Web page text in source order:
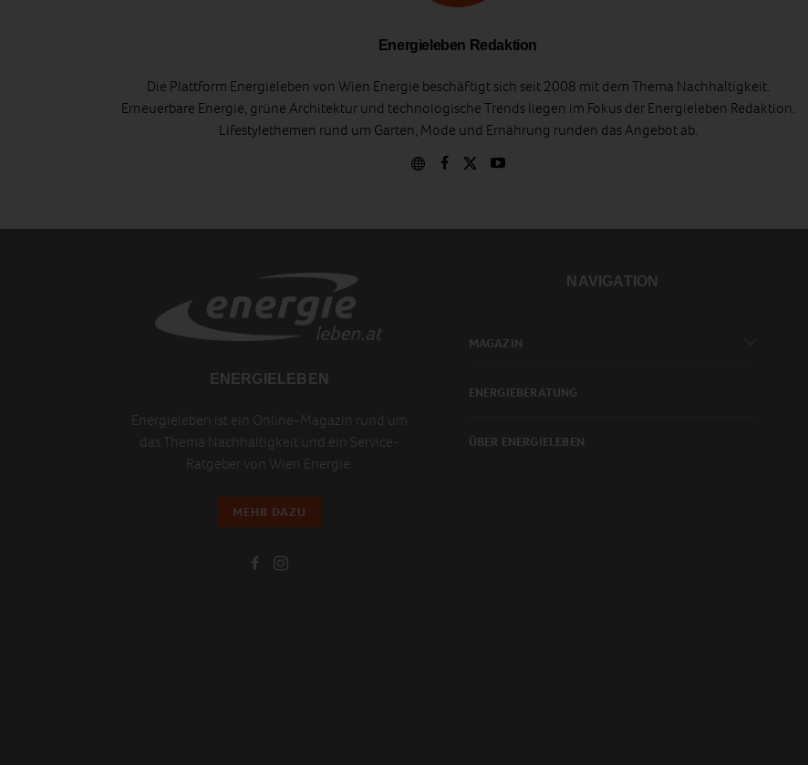
Energieleben Redaktion
Die Plattform Energieleben von Wien Energie beschäftigt sich seit 2008 mit dem Thema Nachhaltigkeit.
Erneuerbare Energie, grüne Architektur und technologische Trends liegen im Fokus der Energieleben Redaktion.
Lifestylethemen rund um Garten, Mode und Ernährung runden das Angebot ab.
ENERGIELEBEN
Energieleben ist ein Online-Magazin rund um
das Thema Nachhaltigkeit und ein Service-
Ratgeber von Wien Energie.
MEHR DAZU
NAVIGATION
MAGAZIN
ENERGIEBERATUNG
ÜBER ENERGIELEBEN